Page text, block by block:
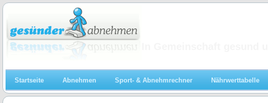
Startseite Abnehmen Sport- & Abnehmrechner Nährwerttabelle